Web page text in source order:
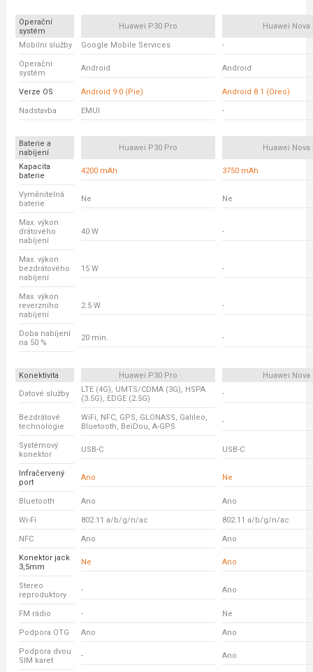
Operační
systém
Huawei P30 Pro Huawei Nova
Mobilní služby Google Mobile Services -
Operační
systém
Android Android
Verze OS Android 9.0 (Pie) Android 8.1 (Oreo)
Nadstavba EMUI -
Baterie a
nabíjení
Huawei P30 Pro Huawei Nova
Kapacita
baterie
4200 mAh 3750 mAh
Vyměnitelná
baterie
Ne Ne
Max. výkon
drátového
nabíjení
40 W -
Max. výkon
bezdrátového
nabíjení
15 W -
Max. výkon
reverzního
nabíjení
2.5 W -
Doba nabíjení
na 50 %
20 min. -
Konektivita Huawei P30 Pro
Huawei Nova
Datové služby
LTE (4G), UMTS/CDMA (3G), HSPA
(3.5G), EDGE (2.5G)
-
Bezdrátové
technologie
WiFi, NFC, GPS, GLONASS, Galileo,
Bluetooth, BeiDou, A-GPS
-
Systémový
konektor
USB-C USB-C
Infračervený
port
Ano Ne
Bluetooth Ano Ano
Wi-Fi 802.11 a/b/g/n/ac 802.11 a/b/g/n/ac
NFC Ano Ano
Konektor jack
3,5mm
Ne Ano
Stereo
reproduktory
- Ano
FM rádio - Ne
Podpora OTG Ano Ano
Podpora dvou
SIM karet
- Ano